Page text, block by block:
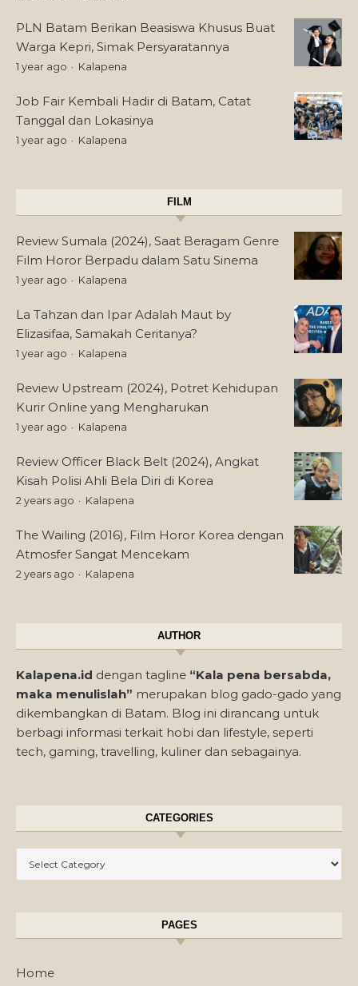
PLN Batam Berikan Beasiswa Khusus Buat
Warga Kepri, Simak Persyaratannya
1 year ago Kalapena
Job Fair Kembali Hadir di Batam, Catat
Tanggal dan Lokasinya
1 year ago Kalapena
FILM
Review Sumala (2024), Saat Beragam Genre
Film Horor Berpadu dalam Satu Sinema
1 year ago Kalapena
La Tahzan dan Ipar Adalah Maut by
Elizasifaa, Samakah Ceritanya?
1 year ago Kalapena
Review Upstream (2024), Potret Kehidupan
Kurir Online yang Mengharukan
1 year ago Kalapena
Review Officer Black Belt (2024), Angkat
Kisah Polisi Ahli Bela Diri di Korea
2 years ago Kalapena
The Wailing (2016), Film Horor Korea dengan
Atmosfer Sangat Mencekam
2 years ago Kalapena
AUTHOR
Kalapena.id dengan tagline “Kala pena bersabda,
maka menulislah” merupakan blog gado-gado yang
dikembangkan di Batam. Blog ini dirancang untuk
berbagi informasi terkait hobi dan lifestyle, seperti
tech, gaming, travelling, kuliner dan sebagainya.
CATEGORIES
PAGES
Home